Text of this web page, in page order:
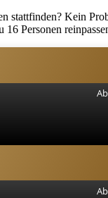
stattfinden? Kein
Personen